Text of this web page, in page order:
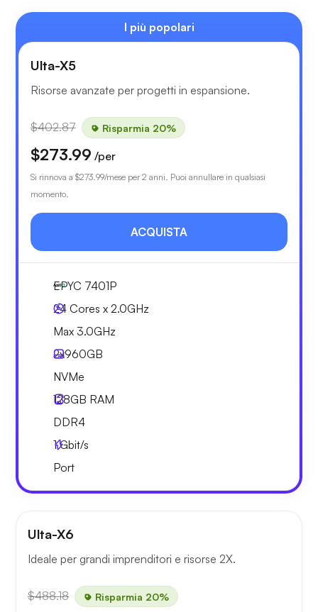
I più popolari
Ulta-X5
Risorse avanzate per progetti in espansione.
$402.87 Risparmia 20%
$273.99 /per
Si rinnova a $273.99/mese per 2 anni. Puoi annullare in qualsiasi
momento.
ACQUISTA
EPYC 7401P
24 Cores x 2.0GHz
Max 3.0GHz
2x960GB
NVMe
128GB RAM
DDR4
1Gbit/s
Port
Ulta-X6
Ideale per grandi imprenditori e risorse 2X.
$488.18 Risparmia 20%